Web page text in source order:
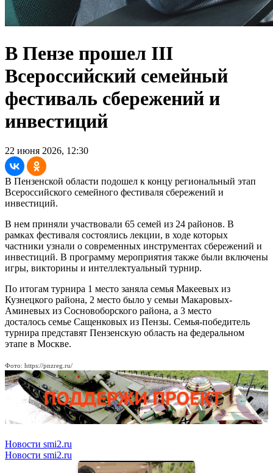
В Пензе прошел III
Всероссийский семейный
фестиваль сбережений и
инвестиций
22 июня 2026, 12:30
В Пензенской области подошел к концу региональный этап
Всероссийского семейного фестиваля сбережений и
инвестиций.
В нем приняли участвовали 65 семей из 24 районов. В
рамках фестиваля состоялись лекции, в ходе которых
частники узнали о современных инструментах сбережений и
инвестиций. В программу мероприятия также были включены
игры, викторины и интеллектуальный турнир.
По итогам турнира 1 место заняла семья Макеевых из
Кузнецкого района, 2 место было у семьи Макаровых-
Аминевых из Сосновоборского района, а 3 место
досталось семье Сащенковых из Пензы. Семья-победитель
турнира представят Пензенскую область на федеральном
этапе в Москве.
Фото: https://pnzreg.ru/
Новости smi2.ru
Новости smi2.ru